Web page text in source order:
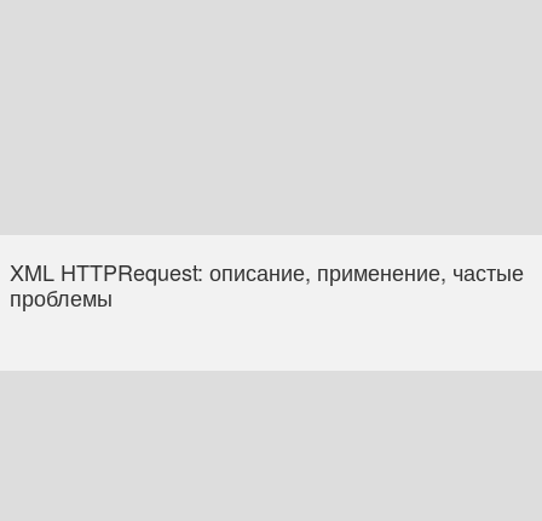
XML HTTPRequest: описание, применение, частые
проблемы